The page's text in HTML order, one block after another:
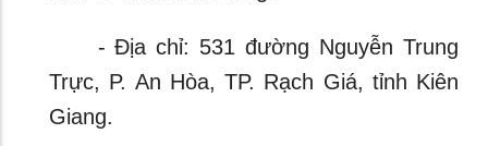
- Địa chỉ: 531 đường Nguyễn Trung
Trực, P. An Hòa, TP. Rạch Giá, tỉnh Kiên
Giang.